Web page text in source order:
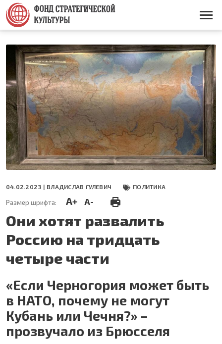
Перейти
основному
содержанию
Основная
04.02.2023 | ВЛАДИСЛАВ ГУЛЕВИЧ ПОЛИТИКА
Размер шрифта: A+ A-
Они хотят развалить
Россию на тридцать
четыре части
«Если Черногория может быть
в НАТО, почему не могут
Кубань или Чечня?» –
прозвучало из Брюсселя